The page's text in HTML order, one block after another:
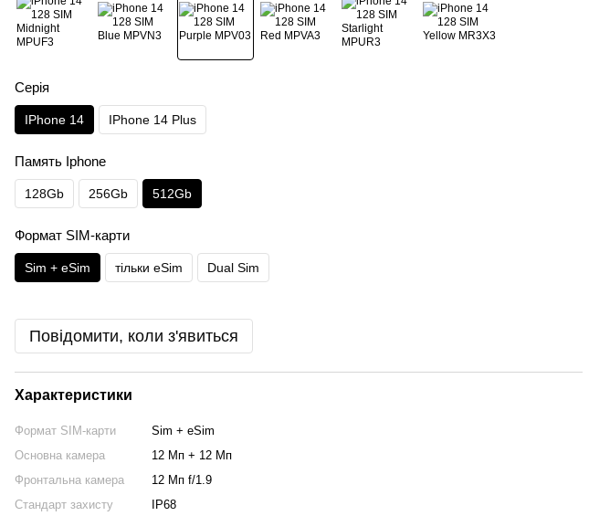
Серія
IPhone 14 IPhone 14 Plus
Память Iphone
128Gb 256Gb 512Gb
Формат SIM-карти
Sim + eSim тільки eSim Dual Sim
Повідомити, коли з'явиться
Характеристики
Формат SIM-карти
Sim + eSim
Основна камера
12 Мп + 12 Мп
Фронтальна камера
12 Мп f/1.9
Стандарт захисту
IP68